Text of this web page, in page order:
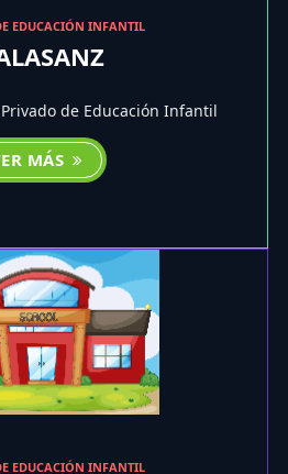
EDUCACIÓN INFANTIL
Privado de Educación Infantil
MÁS
EDUCACIÓN INFANTIL